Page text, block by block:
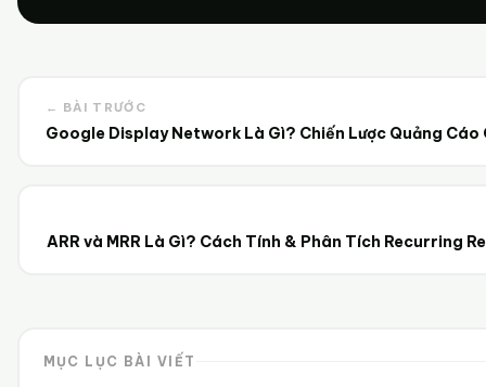
← BÀI TRƯỚC
Google Display Network Là Gì? Chiến Lược Quảng Cáo
ARR và MRR Là Gì? Cách Tính & Phân Tích Recurring
MỤC LỤC BÀI VIẾT